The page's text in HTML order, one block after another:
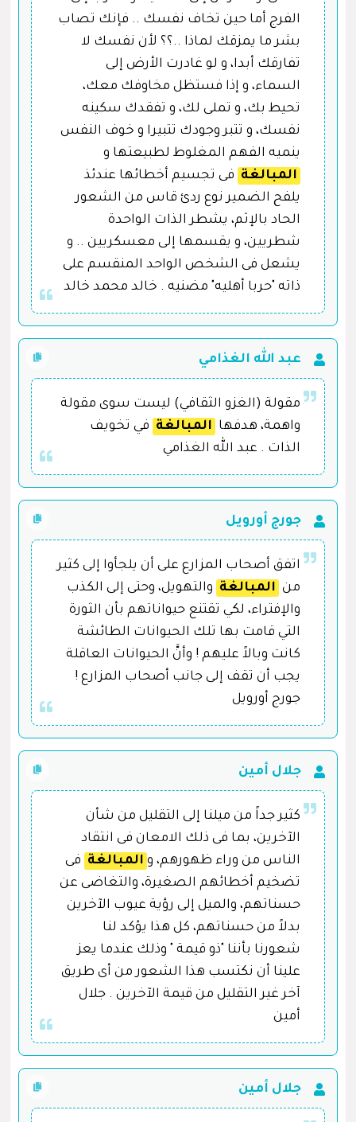
الفرج أما حين تخاف نفسك .. فإنك تصاب
بشر ما يمزقك لماذا ..؟؟ لأن نفسك لا
تفارقك أبدا، و لو غادرت الأرض إلى
السماء، و إذا فستظل مخاوفك معك،
تحيط بك، و تملى لك، و تفقدك سكينه
نفسك، و تتبر وجودك تتبيرا و خوف النفس
ينميه الفهم المغلوط لطبيعتها و
المبالغة فى تجسيم أخطائها عندئذ
يلفح الضمير نوع ردئ قاس من الشعور
الحاد بالإثم، يشطر الذات الواحدة
شطريين، و يقسمها إلى معسكريين .. و
يشعل فى الشخص الواحد المنقسم على
ذاته "حربا أهليه" مضنيه . خالد محمد خالد
عبد الله الغذامي
مقولة (الغزو الثقافي) ليست سوى مقولة
واهمة، هدفها المبالغة في تخويف
الذات . عبد الله الغذامي
جورج أورويل
اتفق أصحاب المزارع على أن يلجأوا إلى كثير
من المبالغة والتهويل، وحتى إلى الكذب
والإفتراء، لكي تقتنع حيواناتهم بأن الثورة
التي قامت بها تلك الحيوانات الطائشة
كانت وبالاً عليهم ! وأنَّ الحيوانات العاقلة
يجب أن تقف إلى جانب أصحاب المزارع !
جورج أورويل
جلال أمين
كثير جداً من ميلنا إلى التقليل من شأن
الآخرين، بما فى ذلك الامعان فى انتقاد
الناس من وراء ظهورهم، و المبالغة فى
تضخيم أخطائهم الصغيرة، والتغاضى عن
حسناتهم، والميل إلى رؤية عيوب الآخرين
بدلاً من حسناتهم، كل هذا يؤكد لنا
شعورنا بأننا "ذو قيمة " وذلك عندما يعز
علينا أن نكتسب هذا الشعور من أى طريق
آخر غير التقليل من قيمة الآخرين . جلال
أمين
جلال أمين